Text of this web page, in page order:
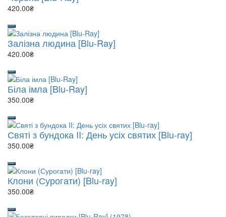
420.00₴
Залізна людина [Blu-Ray]
420.00₴
Біла імла [Blu-Ray]
350.00₴
Святі з бундока II: День усіх святих [Blu-ray]
350.00₴
Клони (Сурогати) [Blu-ray]
350.00₴